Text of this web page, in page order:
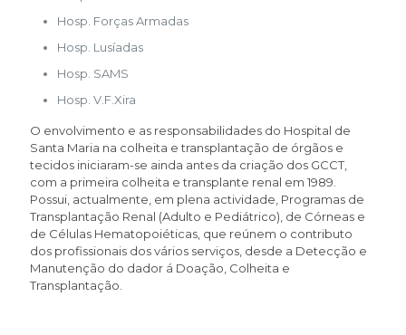
Hosp. Forças Armadas
Hosp. Lusíadas
Hosp. SAMS
Hosp. V.F.Xira
O envolvimento e as responsabilidades do Hospital de
Santa Maria na colheita e transplantação de órgãos e
tecidos iniciaram-se ainda antes da criação dos GCCT,
com a primeira colheita e transplante renal em 1989.
Possui, actualmente, em plena actividade, Programas de
Transplantação Renal (Adulto e Pediátrico), de Córneas e
de Células Hematopoiéticas, que reúnem o contributo
dos profissionais dos vários serviços, desde a Detecção e
Manutenção do dador á Doação, Colheita e
Transplantação.